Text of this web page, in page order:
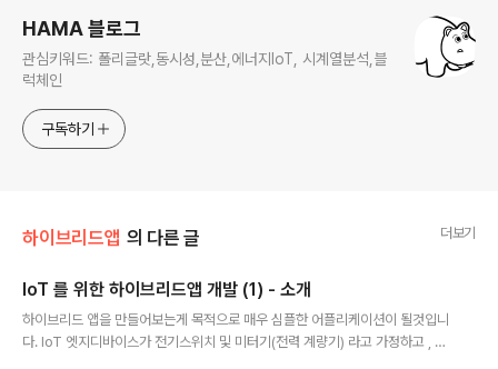
HAMA 블로그
관심키워드: 폴리글랏,동시성,분산,에너지IoT, 시계열분석,블
럭체인
구독하기
하이브리드앱 의 다른 글 더보기
IoT 를 위한 하이브리드앱 개발 (1) - 소개
하이브리드 앱을 만들어보는게 목적으로 매우 심플한 어플리케이션이 될것입니
다. IoT 엣지디바이스가 전기스위치 및 미터기(전력 계량기) 라고 가정하고 , 1.